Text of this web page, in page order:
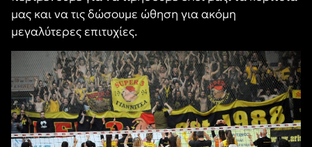
μας και να τις δώσουμε ώθηση για ακόμη
μεγαλύτερες επιτυχίες.